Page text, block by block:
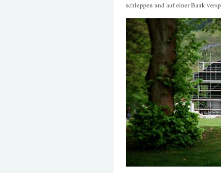
schleppen und auf einer Bank